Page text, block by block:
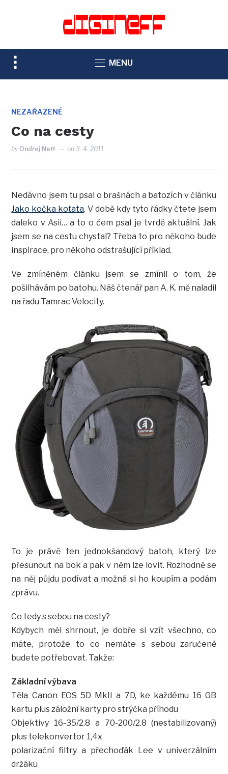
TOGGLE
SIDEBAR
NAVIGATION
MENU
NEZAŘAZENÉ
Co na cesty
by Ondřej Neff on3. 4. 2011
Nedávno jsem tu psal o brašnách a batozích v článku
Jako kočka koťata. V době kdy tyto řádky čtete jsem
daleko v Asii… a to o čem psal je tvrdě aktuální. Jak
jsem se na cestu chystal? Třeba to pro někoho bude
inspirace, pro někoho odstrašující příklad.
Ve zmíněném článku jsem se zmínil o tom, že
pošilhávám po batohu. Náš čtenář pan A. K. mě naladil
na řadu Tamrac Velocity.
To je právě ten jednokšandový batoh, který lze
přesunout na bok a pak v něm lze lovit. Rozhodně se
na něj půjdu podívat a možná si ho koupím a podám
zprávu.
Co tedy s sebou na cesty?
Kdybych měl shrnout, je dobře si vzít všechno, co
máte, protože to co nemáte s sebou zaručeně
budete potřebovat. Takže:
Základní výbava
Těla Canon EOS 5D MkII a 7D, ke každému 16 GB
kartu plus záložní karty pro strýčka příhodu
Objektivy 16-35/2.8 a 70-200/2.8 (nestabilizovaný)
plus telekonvertor 1,4x
polarizační filtry a přechoďák Lee v univerzálním
držáku